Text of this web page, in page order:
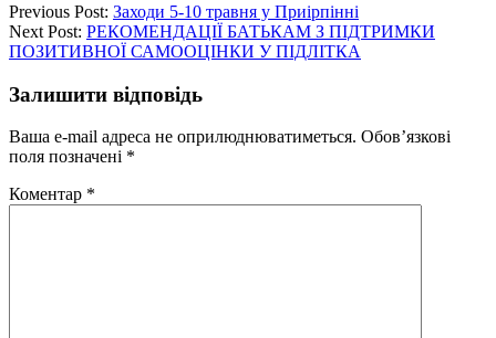
Previous Post: Заходи 5-10 травня у Приірпінні
Next Post: РЕКОМЕНДАЦІЇ БАТЬКАМ З ПІДТРИМКИ
ПОЗИТИВНОЇ САМООЦІНКИ У ПІДЛІТКА
Залишити відповідь
Ваша e-mail адреса не оприлюднюватиметься. Обов’язкові
поля позначені *
Коментар *